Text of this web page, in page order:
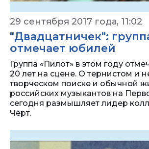
29 сентября 2017 года, 11:02
"Двадцатничек":
отмечает юбилей
Группа «Пилот» в этом году
20 лет на сцене. О тернистом и
творческом поиске и обычной
российских музыкантов на
сегодня размышляет лидер
Чёрт.